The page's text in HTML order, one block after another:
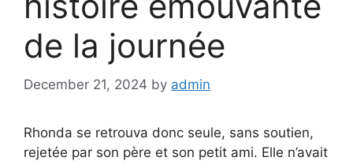
de la journée
December 21, 2024 by admin
Rhonda se retrouva donc seule, sans soutien,
rejetée par son père et son petit ami. Elle n’avait